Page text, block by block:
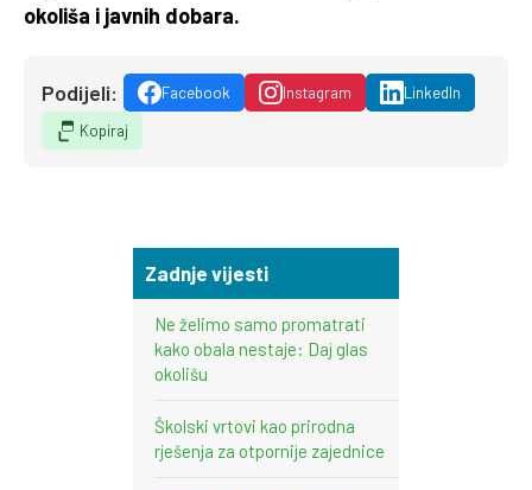
okoliša i javnih dobara.
Podijeli: Facebook Instagram
LinkedIn
Kopiraj
Zadnje vijesti
Ne želimo samo promatrati
kako obala nestaje: Daj glas
okolišu
Školski vrtovi kao prirodna
rješenja za otpornije zajednice